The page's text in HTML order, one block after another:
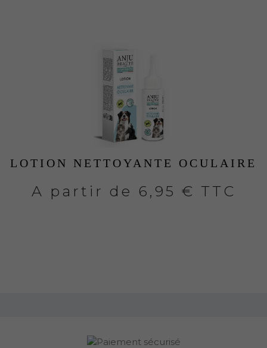
LOTION NETTOYANTE OCULAIRE
A partir de 6,95 € TTC